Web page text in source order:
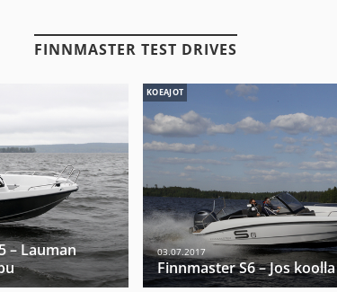
FINNMASTER TEST DRIVES
– Lauman
KOEAJOT
03.07.2017
Finnmaster S6 – Jos